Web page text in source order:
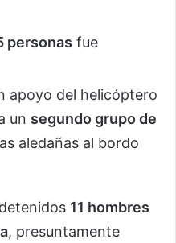
personas fue
apoyo del helicóptero
un segundo grupo de
aledañas al bordo
11 hombres
, presuntamente